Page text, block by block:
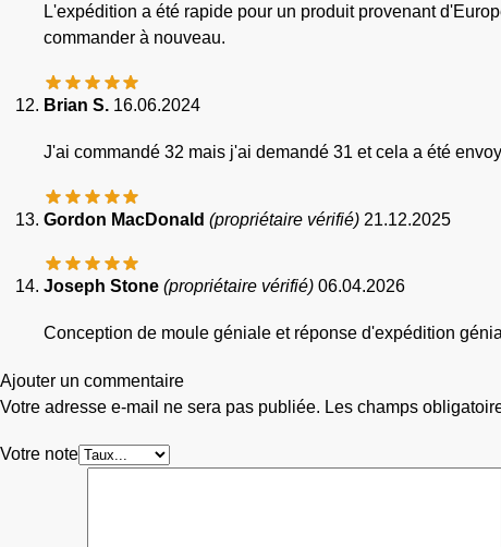
L'expédition a été rapide pour un produit provenant
commander à nouveau.
Brian S. 16.06.2024
J'ai commandé 32 mais j'ai demandé 31 et cela a été
Gordon MacDonald (propriétaire vérifié) 21.12.2025
Joseph Stone (propriétaire vérifié) 06.04.2026
Conception de moule géniale et réponse d'expédition
Ajouter un commentaire
Votre adresse e-mail ne sera pas publiée. Les champs
Votre note